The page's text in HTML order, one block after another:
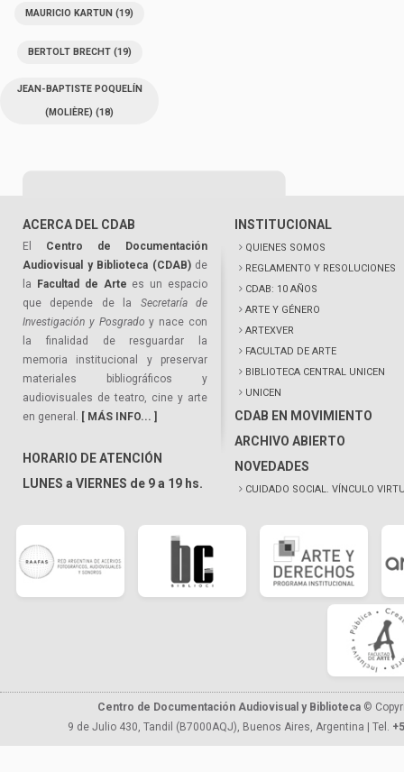
MAURICIO KARTUN (19)
BERTOLT BRECHT(19)
JEAN-BAPTISTE POQUELÍN
(MOLIÈRE) (18)
ACERCA DEL CDAB
El Centro de Documentación
Audiovisual y Biblioteca (CDAB)de
la
Facultad de Arte es un espacio
que depende de la Secretaría de
Investigación y Posgrado y nace con
la finalidad de resguardar la
memoria institucional y preservar
materiales bibliográficos y
audiovisuales de teatro, cine y arte
en general. [ MÁS INFO... ]
HORARIO DE ATENCIÓN
LUNES a VIERNES de 9 a 19 hs.
INSTITUCIONAL
QUIENES SOMOS
REGLAMENTO Y RESOLUCIONES
CDAB: 10 AÑOS
ARTE Y GÉNERO
ARTEXVER
FACULTAD DE ARTE
BIBLIOTECA CENTRAL UNICEN
UNICEN
CDAB EN MOVIMIENTO
ARCHIVO ABIERTO
NOVEDADES
CUIDADO SOCIAL. VÍNCULO
Centro de Documentación Audiovisual y Biblioteca ©
9 de Julio 430, Tandil (B7000AQJ), Buenos Aires, Argentina | Tel.